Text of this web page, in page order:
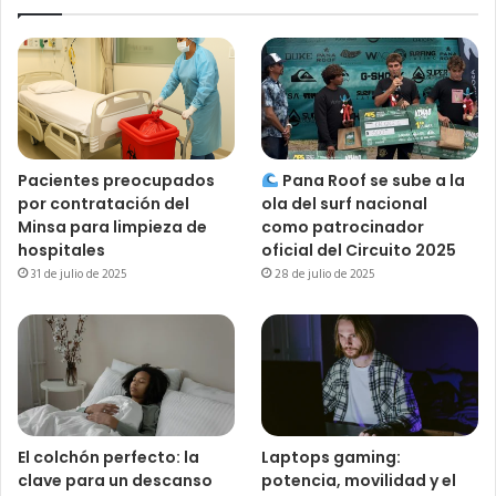
Pacientes preocupados
por contratación del
Minsa para limpieza de
hospitales
31 de julio de 2025
Pana Roof se sube a la
ola del surf nacional
como patrocinador
oficial del Circuito 2025
28 de julio de 2025
El colchón perfecto: la
clave para un descanso
Laptops gaming:
potencia, movilidad y el